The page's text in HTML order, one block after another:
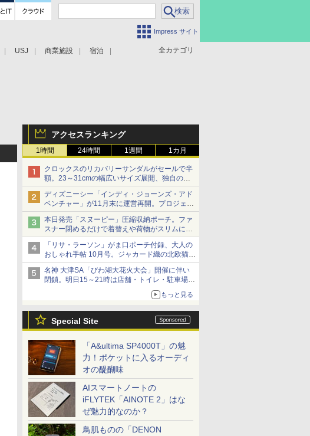
Impress サイト
全カテゴリ
USJ 商業施設 宿泊
アクセスランキング
1時間 24時間 1週間 1カ月
クロックスのリカバリーサンダルがセールで半
額。23～31cmの幅広いサイズ展開、独自のク
ッション素材を採用
ディズニーシー「インディ・ジョーンズ・アド
ベンチャー」が11月末に運営再開。プロジェク
ションマッピングを追加、DPAは1500円
本日発売「スヌーピー」圧縮収納ポーチ。ファ
スナー閉めるだけで着替えや荷物がスリムにま
とまる
「リサ・ラーソン」がま口ポーチ付録、大人の
おしゃれ手帖 10月号。ジャカード織の北欧猫デ
ザイン
名神 大津SA「びわ湖大花火大会」開催に伴い
閉鎖。明日15～21時は店舗・トイレ・駐車場の
もっと見る
Special Site
「A&ultima SP4000T」の魅
力！ポケットに入るオーディ
オの醍醐味
AIスマートノートの
iFLYTEK「AINOTE 2」はな
ぜ魅力的なのか？
鳥肌ものの「DENON